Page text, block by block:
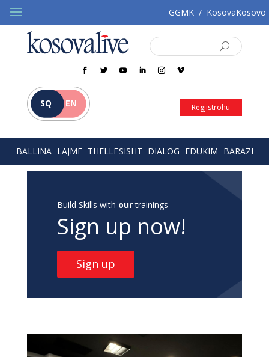
GGMK / KosovaKosovo
SQ EN Regjistrohu
BALLINA LAJME THELLËSISHT DIALOG EDUKIM BARAZI
Build Skills with ourtrainings
Sign up now!
Sign up